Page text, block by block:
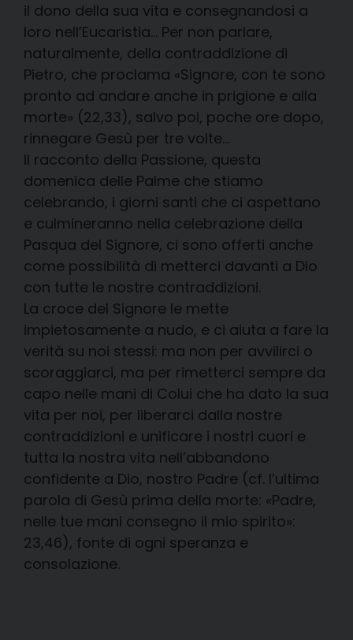
il dono della sua vita e consegnandosi a
loro nell’Eucaristia… Per non parlare,
naturalmente, della contraddizione di
Pietro, che proclama «Signore, con te sono
pronto ad andare anche in prigione e alla
morte» (22,33), salvo poi, poche ore dopo,
rinnegare Gesù per tre volte…
Il racconto della Passione, questa
domenica delle Palme che stiamo
celebrando, i giorni santi che ci aspettano
e culmineranno nella celebrazione della
Pasqua del Signore, ci sono offerti anche
come possibilità di metterci davanti a Dio
con tutte le nostre contraddizioni.
La croce del Signore le mette
impietosamente a nudo, e ci aiuta a fare la
verità su noi stessi: ma non per avvilirci o
scoraggiarci, ma per rimetterci sempre da
capo nelle mani di Colui che ha dato la sua
vita per noi, per liberarci dalla nostre
contraddizioni e unificare i nostri cuori e
tutta la nostra vita nell’abbandono
confidente a Dio, nostro Padre (cf. l’ultima
parola di Gesù prima della morte: «Padre,
nelle tue mani consegno il mio spirito»:
23,46), fonte di ogni speranza e
consolazione.